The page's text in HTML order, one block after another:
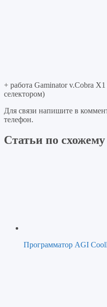
+ работа Gaminator v.Cobra
селектором)
Для связи напишите в
телефон.
Статьи по
Программатор AGI